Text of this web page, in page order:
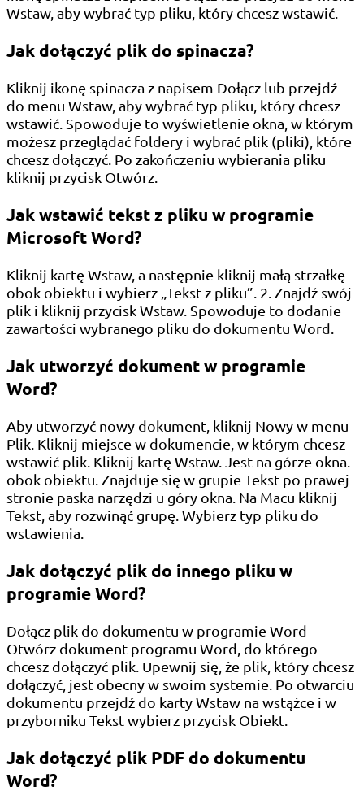
Wstaw, aby wybrać typ pliku, który chcesz wstawić.
Jak dołączyć plik do spinacza?
Kliknij ikonę spinacza z napisem Dołącz lub przejdź
do menu Wstaw, aby wybrać typ pliku, który chcesz
wstawić. Spowoduje to wyświetlenie okna, w którym
możesz przeglądać foldery i wybrać plik (pliki), które
chcesz dołączyć. Po zakończeniu wybierania pliku
kliknij przycisk Otwórz.
Jak wstawić tekst z pliku w programie
Microsoft Word?
Kliknij kartę Wstaw, a następnie kliknij małą strzałkę
obok obiektu i wybierz „Tekst z pliku”. 2. Znajdź swój
plik i kliknij przycisk Wstaw. Spowoduje to dodanie
zawartości wybranego pliku do dokumentu Word.
Jak utworzyć dokument w programie
Word?
Aby utworzyć nowy dokument, kliknij Nowy w menu
Plik. Kliknij miejsce w dokumencie, w którym chcesz
wstawić plik. Kliknij kartę Wstaw. Jest na górze okna.
obok obiektu. Znajduje się w grupie Tekst po prawej
stronie paska narzędzi u góry okna. Na Macu kliknij
Tekst, aby rozwinąć grupę. Wybierz typ pliku do
wstawienia.
Jak dołączyć plik do innego pliku w
programie Word?
Dołącz plik do dokumentu w programie Word
Otwórz dokument programu Word, do którego
chcesz dołączyć plik. Upewnij się, że plik, który chcesz
dołączyć, jest obecny w swoim systemie. Po otwarciu
dokumentu przejdź do karty Wstaw na wstążce i w
przyborniku Tekst wybierz przycisk Obiekt.
Jak dołączyć plik PDF do dokumentu
Word?